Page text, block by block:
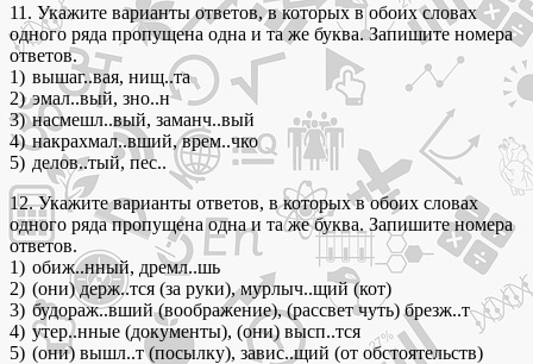
11. Укажите варианты ответов, в которых в обоих словах
одного ряда пропущена одна и та же буква. Запишите номера
ответов.
1) вышаг..вая, нищ..та
2) эмал..вый, зно..н
3) насмешл..вый, заманч..вый
4) накрахмал..вший, врем..чко
5) делов..тый, пес..
12. Укажите варианты ответов, в которых в обоих словах
одного ряда пропущена одна и та же буква. Запишите номера
ответов.
1) обиж..нный, дремл..шь
2) (они) держ..тся (за руки), мурлыч..щий (кот)
3) будораж..вший (воображение), (рассвет чуть) брезж..т
4) утер..нные (документы), (они) высп..тся
5) (они) вышл..т (посылку), завис..щий (от обстоятельств)